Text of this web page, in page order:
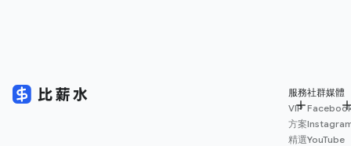
服務
VIP
方案
精選
社群媒體
YouTube